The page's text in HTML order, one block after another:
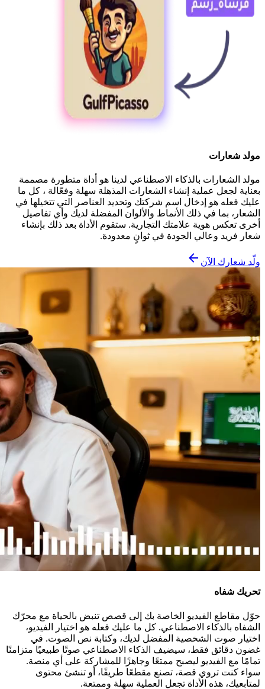
مولد شعارات
مولد الشعارات بالذكاء الاصطناعي لدينا هو أداة متطورة مصممة
بعناية لجعل عملية إنشاء الشعارات المذهلة سهلة وفعّالة ، كل ما
عليك فعله هو إدخال اسم شركتك وتحديد العناصر التي تتخيلها في
الشعار، بما في ذلك الأنماط والألوان المفضلة لديك وأي تفاصيل
أخرى تعكس هوية علامتك التجارية. ستقوم الأداة بعد ذلك بإنشاء
شعار فريد وعالي الجودة في ثوانٍ معدودة.
ولّد شعارك الآن
تحريك شفاه
حوّل مقاطع الفيديو الخاصة بك إلى قصص تنبض بالحياة مع محرّك
الشفاه بالذكاء الاصطناعي. كل ما عليك فعله هو اختيار الفيديو،
اختيار صوت الشخصية المفضل لديك، وكتابة نص الصوت. في
غضون دقائق فقط، سيضيف الذكاء الاصطناعي صوتًا طبيعيًا متزامنًا
تمامًا مع الفيديو ليصبح ممتعًا وجاهزًا للمشاركة على أي منصة.
سواء كنت تروي قصة، تصنع مقطعًا طريفًا، أو تنشئ محتوى
لمتابعيك، هذه الأداة تجعل العملية سهلة وممتعة.